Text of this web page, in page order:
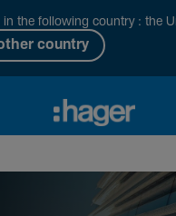
in the following country : the
country